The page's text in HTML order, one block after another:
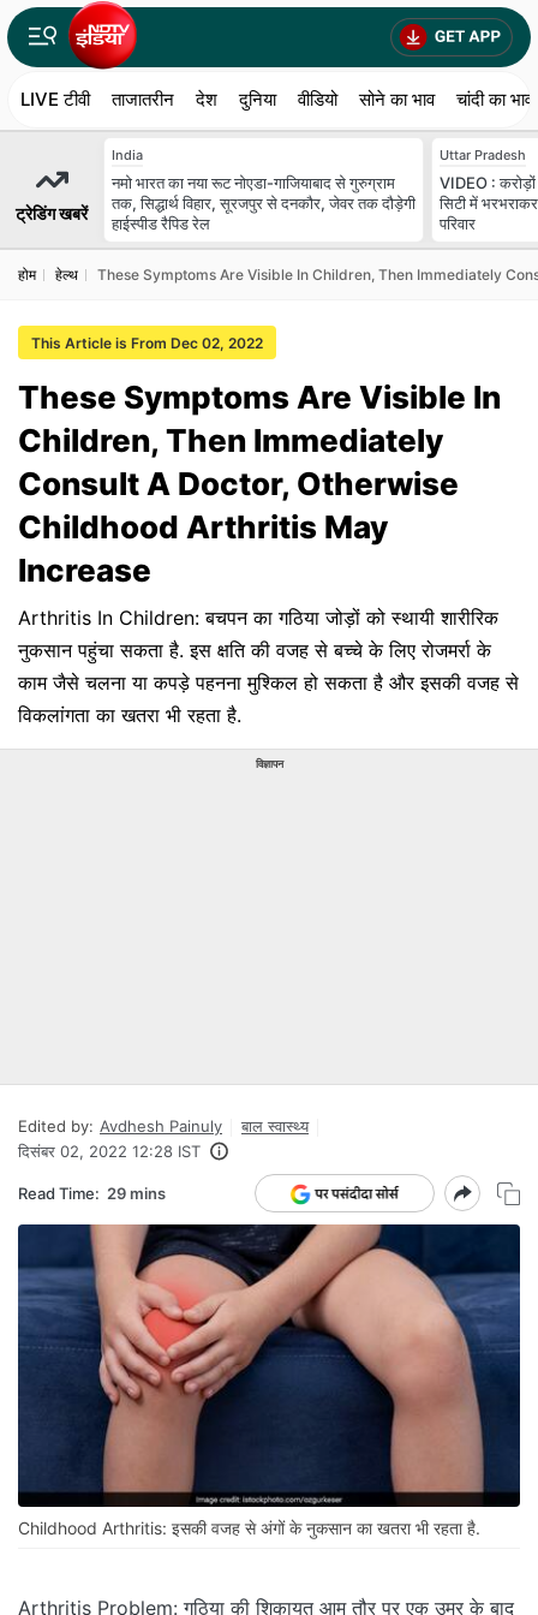
LIVE टीवी ताजातरीन देश दुनिया वीडियो सोने का भाव चांदी का भाव
ट्रेडिंग खबरें
India
नमो भारत का नया रूट नोएडा-गाजियाबाद से गुरुग्राम
तक, सिद्धार्थ विहार, सूरजपुर से दनकौर, जेवर तक दौड़ेगी
हाईस्पीड रैपिड रेल
Uttar Pradesh
VIDEO :
सिटी में
परिवार
होम हेल्‍थ These Symptoms Are Visible In Children, Then Immediately
This Article is From Dec 02, 2022
These Symptoms Are Visible In
Children, Then Immediately
Consult A Doctor, Otherwise
Childhood Arthritis May
Increase
Arthritis In Children: बचपन का गठिया जोड़ों को स्थायी शारीरिक
नुकसान पहुंचा सकता है. इस क्षति की वजह से बच्चे के लिए रोजमर्रा के
काम जैसे चलना या कपड़े पहनना मुश्किल हो सकता है और इसकी वजह से
विकलांगता का खतरा भी रहता है.
विज्ञापन
Edited by: Avdhesh Painuly
बाल स्वास्थ्य
दिसंबर 02, 2022 12:28 IST
Read Time: 29 mins
Childhood Arthritis: इसकी वजह से अंगों के नुकसान का खतरा भी रहता है.
Arthritis Problem: गठिया की शिकायत आम तौर पर एक उम्र के बाद